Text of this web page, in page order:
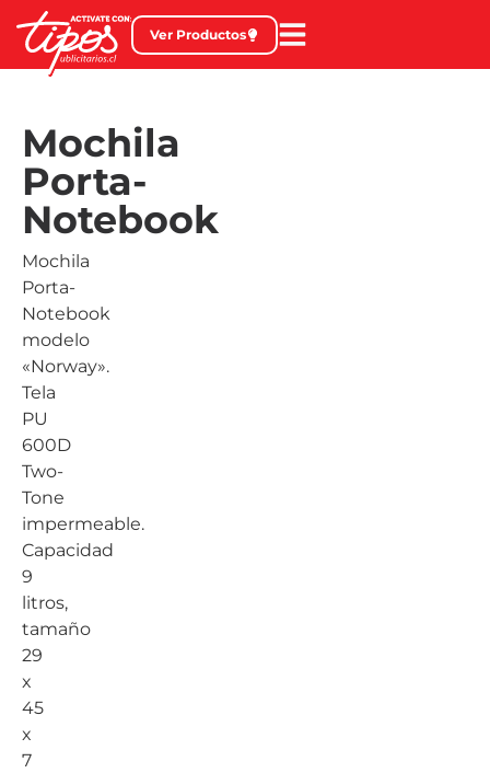
Ver Productos
Mochila
Porta-
Notebook
Mochila
Porta-
Notebook
modelo
«Norway».
Tela
PU
600D
Two-
Tone
impermeable.
Capacidad
9
litros,
tamaño
29
x
45
x
7